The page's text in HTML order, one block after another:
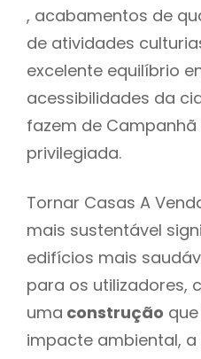
, acabamentos de
de atividades
excelente equilíbrio
acessibilidades da
fazem de
privilegiada.
Tornar Casas A
mais sustentável
edifícios mais
para os utilizadores,
uma construção
impacte ambiental,